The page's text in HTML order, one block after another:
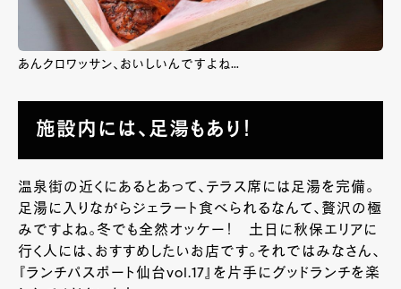
あんクロワッサン、おいしいんですよね…
施設内には、足湯もあり！
温泉街の近くにあるとあって、テラス席には足湯を完備。
足湯に入りながらジェラート食べられるなんて、贅沢の極
みですよね。冬でも全然オッケー！ 土日に秋保エリアに
行く人には、おすすめしたいお店です。それではみなさん、
『ランチパスポート仙台vol.17』を片手にグッドランチを楽